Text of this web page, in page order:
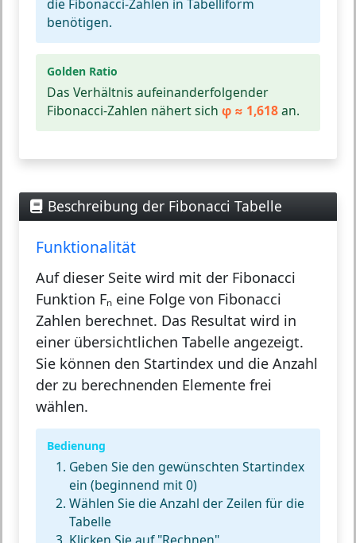
die Fibonacci-Zahlen in Tabelliform
benötigen.
Golden Ratio
Das Verhältnis aufeinanderfolgender
Fibonacci-Zahlen nähert sich φ ≈ 1,618an.
Beschreibung der Fibonacci Tabelle
Funktionalität
Auf dieser Seite wird mit der Fibonacci
Funktion Fₙ eine Folge von Fibonacci
Zahlen berechnet. Das Resultat wird in
einer übersichtlichen Tabelle angezeigt.
Sie können den Startindex und die Anzahl
der zu berechnenden Elemente frei
wählen.
Bedienung
Geben Sie den gewünschten Startindex
ein (beginnend mit 0)
Wählen Sie die Anzahl der Zeilen für die
Tabelle